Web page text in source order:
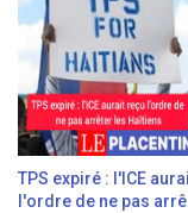
TPS expiré : l'ICE
l'ordre de ne pas